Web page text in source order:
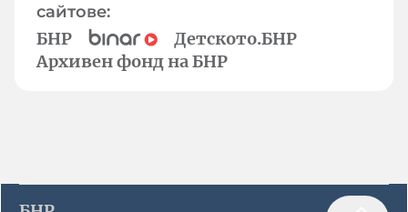
сайтове:
БНР
Детското.БНР
Архивен фонд на БНР